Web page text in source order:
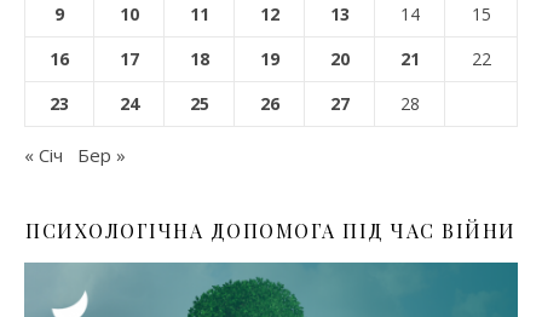
9
10 11 12 13 14
15
16
17 18 19 20 21
22
23
24 25 26 27 28
« Січ Бер »
ПСИХОЛОГІЧНА ДОПОМОГА ПІД ЧАС ВІЙНИ